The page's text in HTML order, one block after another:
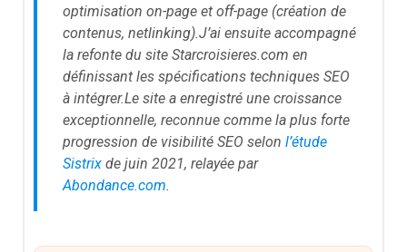
optimisation on-page et off-page (création de
contenus, netlinking).J’ai ensuite accompagné
la refonte du site Starcroisieres.com en
définissant les spécifications techniques SEO
à intégrer.Le site a enregistré une croissance
exceptionnelle, reconnue comme la plus forte
progression de visibilité SEO selon l’étude
Sistrix de juin 2021, relayée par
Abondance.com.